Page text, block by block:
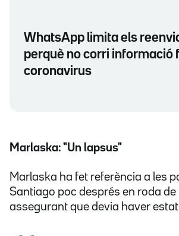
WhatsApp limita els
perquè no corri informació
coronavirus
Marlaska: "Un lapsus"
Marlaska ha fet referència a les
Santiago poc després en roda de
assegurant que devia haver estat